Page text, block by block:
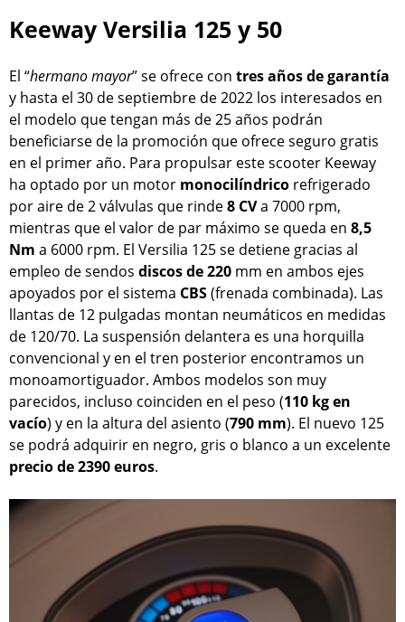
Keeway Versilia 125 y 50
El “hermano mayor” se ofrece con tres años de garantía
y hasta el 30 de septiembre de 2022 los interesados en
el modelo que tengan más de 25 años podrán
beneficiarse de la promoción que ofrece seguro gratis
en el primer año. Para propulsar este scooter Keeway
ha optado por un motor monocilíndrico refrigerado
por aire de 2 válvulas que rinde8 CVa 7000 rpm,
mientras que el valor de par máximo se queda en 8,5
Nm a 6000 rpm. El Versilia 125 se detiene gracias al
empleo de sendos discos de 220 mm en ambos ejes
apoyados por el sistema CBS(frenada combinada). Las
llantas de 12 pulgadas montan neumáticos en medidas
de 120/70. La suspensión delantera es una horquilla
convencional y en el tren posterior encontramos un
monoamortiguador. Ambos modelos son muy
parecidos, incluso coinciden en el peso (110 kg en
vacío) y en la altura del asiento (790 mm). El nuevo 125
se podrá adquirir en negro, gris o blanco a un excelente
precio de 2390 euros.